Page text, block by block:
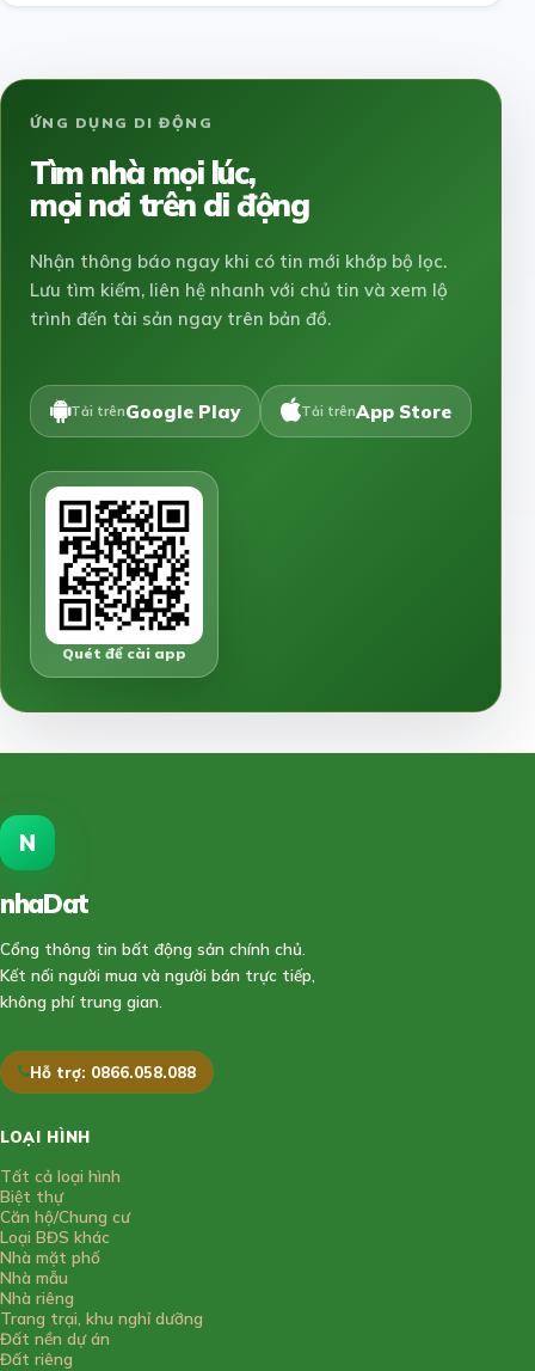
ỨNG DỤNG DI ĐỘNG
Tìm nhà mọi lúc,
mọi nơi trên di động
Nhận thông báo ngay khi có tin mới khớp bộ lọc.
Lưu tìm kiếm, liên hệ nhanh với chủ tin và xem lộ
trình đến tài sản ngay trên bản đồ.
Tải trênGoogle Play Tải trênApp Store
Quét để cài app
N
nhaDat
Cổng thông tin bất động sản chính chủ.
Kết nối người mua và người bán trực tiếp,
không phí trung gian.
Hỗ trợ: 0866.058.088
LOẠI HÌNH
Tất cả loại hình
Biệt thự
Căn hộ/Chung cư
Loại BĐS khác
Nhà mặt phố
Nhà mẫu
Nhà riêng
Trang trại, khu nghỉ dưỡng
Đất nền dự án
Đất riêng